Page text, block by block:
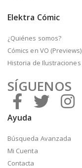
Elektra Cómic
¿Quiénes somos?
Cómics en VO (Previews)
Historia de Ilustraciones
SÍGUENOS
Ayuda
Búsqueda Avanzada
Mi Cuenta
Contacta